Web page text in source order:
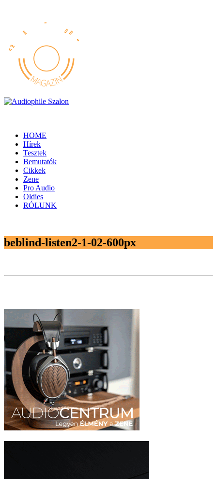
HOME
Hírek
Tesztek
Bemutatók
Cikkek
Zene
Pro Audio
Oldies
RÓLUNK
beblind-listen2-1-02-600px